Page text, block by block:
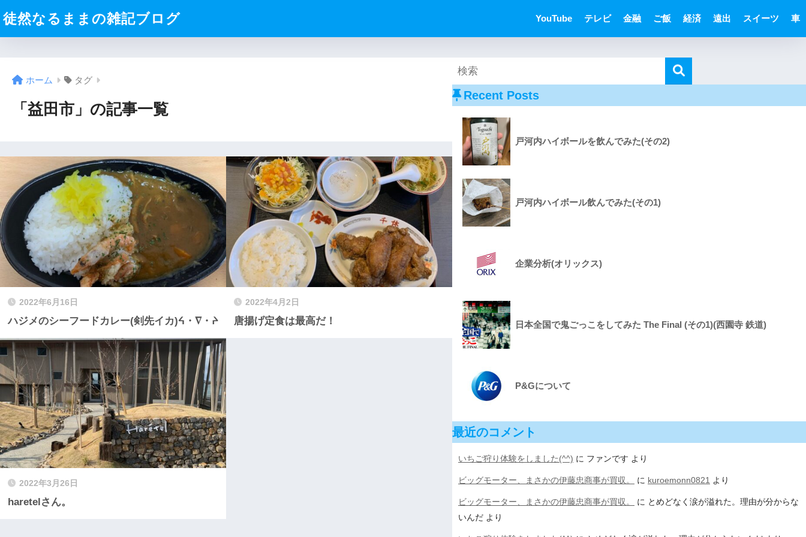
徒然なるままの雑記ブログ YouTube テレビ 金融 ご飯 経済 遠出 スイーツ 車
ホーム タグ
「益田市」の記事一覧
2022年6月16日
ハジメのシーフードカレー(剣先イカ)ᔦ・∇・ᔨ
2022年4月2日
唐揚げ定食は最高だ！
2022年3月26日
haretelさん。
Recent Posts
戸河内ハイボールを飲んでみた(その2)
戸河内ハイボール飲んでみた(その1)
企業分析(オリックス)
日本全国で鬼ごっこをしてみた The Final (その1)(西園寺 鉄道)
P&Gについて
最近のコメント
いちご狩り体験をしました(^^) に ファンです より
ビッグモーター、まさかの伊藤忠商事が買収。 に kuroemonn0821 より
ビッグモーター、まさかの伊藤忠商事が買収。 に とめどなく涙が溢れた。理由が分からな
いんだ より